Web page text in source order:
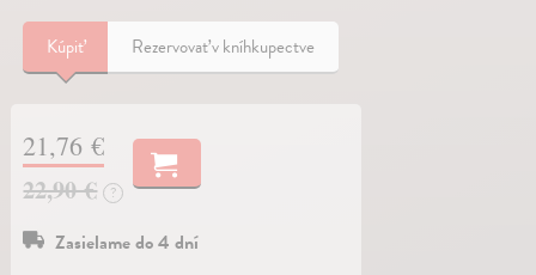
Kúpiť Rezervovať v kníhkupectve
21,76 €
22,90 €
?
Zasielame do 4 dní